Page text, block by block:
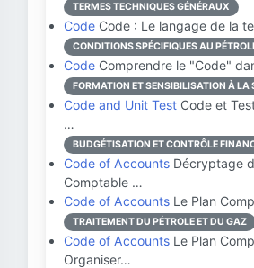
TERMES TECHNIQUES GÉNÉRAUX
Code Code : Le langage de la
CONDITIONS SPÉCIFIQUES AU
Code Comprendre le "Code"
FORMATION ET SENSIBILISATION À LA
Code and Unit Test Code et
…
BUDGÉTISATION ET CONTRÔLE
Code of Accounts Décryptage
Comptable …
Code of Accounts Le Plan
TRAITEMENT DU PÉTROLE ET DU GAZ
Code of Accounts Le Plan
Organiser…